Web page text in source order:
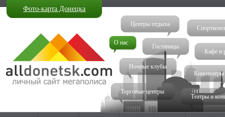
Фото-карта Донецка
О нас
Ночные клубы
Гостиницы
Кинотеатры
Кафе и
Театры и
Центры отдыха
Торговые центры